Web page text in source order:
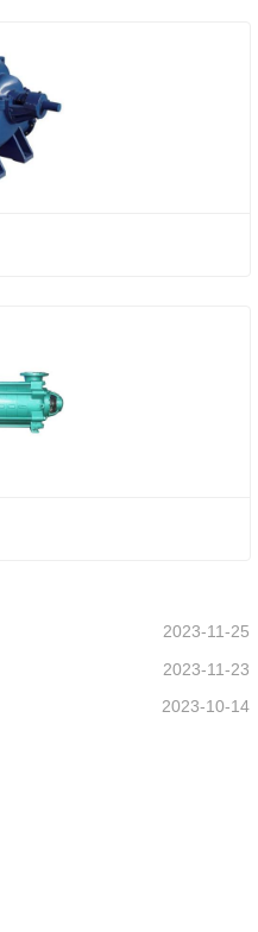
2023-11-25
2023-11-23
2023-10-14